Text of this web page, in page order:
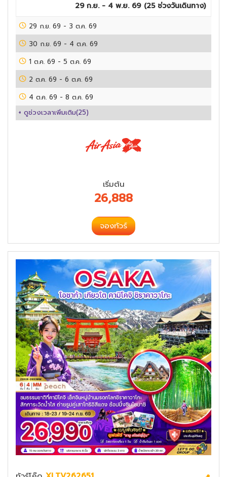
29 ก.ย. - 4 พ.ย. 69 (25ช่วงวันเดินทาง)
29 ก.ย. 69 - 3 ต.ค. 69
30 ก.ย. 69 - 4 ต.ค. 69
1 ต.ค. 69 - 5 ต.ค. 69
2 ต.ค. 69 - 6 ต.ค. 69
4 ต.ค. 69 - 8 ต.ค. 69
+ ดูช่วงเวลาเพิ่มเติม(25)
เริ่มต้น
26,888
จองทัวร์